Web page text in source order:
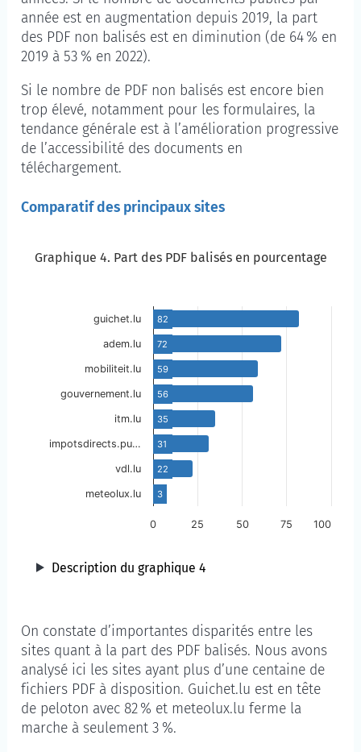
année est en augmentation depuis 2019, la part
des PDF non balisés est en diminution (de 64 % en
2019 à 53 % en 2022).
Si le nombre de PDF non balisés est encore bien
trop élevé, notamment pour les formulaires, la
tendance générale est à l’amélioration progressive
de l’accessibilité des documents en
téléchargement.
Comparatif des principaux sites
Graphique 4. Part des PDF balisés en pourcentage
Graphique 4. Part des PDF balisés en pourcentage
82
72
59
56
35
31
22
3
0 100
25 50 75
guichet.lu
adem.lu
mobiliteit.lu
gouvernement.lu
itm.lu
impotsdirects.pu…
vdl.lu
meteolux.lu
Description du graphique 4
On constate d’importantes disparités entre les
sites quant à la part des PDF balisés. Nous avons
analysé ici les sites ayant plus d’une centaine de
fichiers PDF à disposition. Guichet.lu est en tête
de peloton avec 82 % et meteolux.lu ferme la
marche à seulement 3 %.